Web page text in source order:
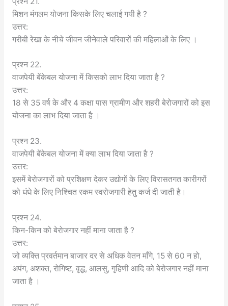
मिशन मंगलम योजना किसके लिए चलाई गयी है ?
उत्तर:
गरीबी रेखा के नीचे जीवन जीनेवाले परिवारों की महिलाओं के लिए ।
प्रश्न 22.
वाजपेयी बेंकेबल योजना में किसको लाभ दिया जाता है ?
उत्तर:
18 से 35 वर्ष के और 4 कक्षा पास ग्रामीण और शहरी बेरोजगारों को इस
योजना का लाभ दिया जाता है ।
प्रश्न 23.
वाजपेयी बेंकेबल योजना में क्या लाभ दिया जाता है ?
उत्तर:
इसमें बेरोजगारों को प्रशिक्षण देकर उद्योगों के लिए विरासतगत कारीगरों
को धंधे के लिए निश्चित रकम स्वरोजगारी हेतु कर्ज दी जाती है।
प्रश्न 24.
किन-किन को बेरोजगार नहीं माना जाता है ?
उत्तर:
जो व्यक्ति प्रवर्तमान बाजार दर से अधिक वेतन माँगे, 15 से 60 न हो,
अपंग, अशक्त, रोगिष्ट, वृद्ध, आलसु, गृहिणी आदि को बेरोजगार नहीं माना
जाता है ।